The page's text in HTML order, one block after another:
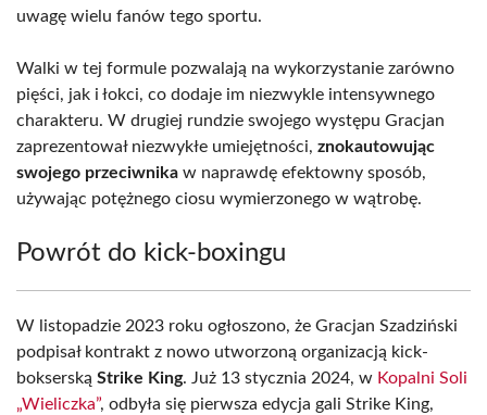
uwagę wielu fanów tego sportu.
Walki w tej formule pozwalają na wykorzystanie zarówno
pięści, jak i łokci, co dodaje im niezwykle intensywnego
charakteru. W drugiej rundzie swojego występu Gracjan
zaprezentował niezwykłe umiejętności, znokautowując
swojego przeciwnika w naprawdę efektowny sposób,
używając potężnego ciosu wymierzonego w wątrobę.
Powrót do kick-boxingu
W listopadzie 2023 roku ogłoszono, że Gracjan Szadziński
podpisał kontrakt z nowo utworzoną organizacją kick-
bokserską Strike King. Już 13 stycznia 2024, w Kopalni Soli
„Wieliczka”, odbyła się pierwsza edycja gali Strike King,